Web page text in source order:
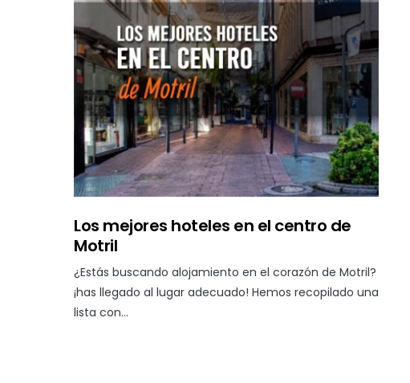
Los mejores hoteles en el centro de
Motril
¿Estás buscando alojamiento en el corazón de Motril?
¡has llegado al lugar adecuado! Hemos recopilado una
lista con…